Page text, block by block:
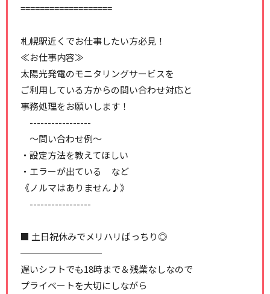
===================
札幌駅近くでお仕事したい方必見！
≪お仕事内容≫
太陽光発電のモニタリングサービスを
ご利用している方からの問い合わせ対応と
事務処理をお願いします！
-----------------
～問い合わせ例～
・設定方法を教えてほしい
・エラーが出ている など
《ノルマはありません♪》
-----------------
■ 土日祝休みでメリハリばっちり◎
─────────
遅いシフトでも18時まで＆残業なしなので
プライベートを大切にしながら